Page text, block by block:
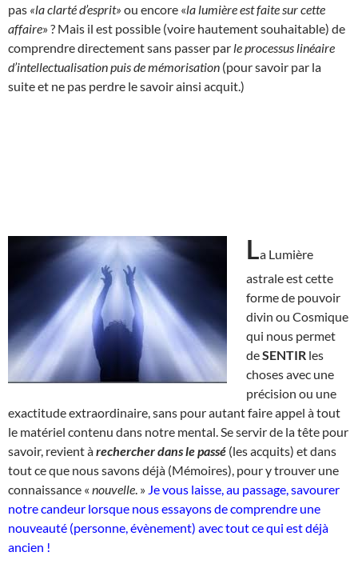
pas «la clarté d’esprit» ou encore «la lumière est faite sur cette
affaire» ? Mais il est possible (voire hautement souhaitable) de
comprendre directement sans passer par le processus linéaire
d’intellectualisation puis de mémorisation (pour savoir par la
suite et ne pas perdre le savoir ainsi acquit.)
La Lumière
astrale est cette
forme de pouvoir
divin ou Cosmique
qui nous permet
deSENTIR les
choses avec une
précision ou une
exactitude extraordinaire, sans pour autant faire appel à tout
le matériel contenu dans notre mental. Se servir de la tête pour
savoir, revient àrechercher dans le passé (les acquits) et dans
tout ce que nous savons déjà (Mémoires), pour y trouver une
connaissance « nouvelle . » Je vous laisse, au passage, savourer
notre candeur lorsque nous essayons de comprendre une
nouveauté (personne, évènement) avec tout ce qui est déjà
ancien !